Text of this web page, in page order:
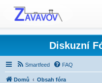
Diskuzní
Smartfeed FAQ
Domů Obsah fóra